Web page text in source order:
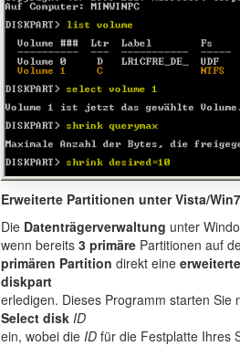
Erweiterte Partitionen unter Vista/
Die Datenträgerverwaltung unter
wenn bereits 3 primärePartitionen auf
primären Partition direkt eine
diskpart
erledigen. Dieses Programm starten Sie
Select disk ID
ein, wobei die IDfür die Festplatte Ihres